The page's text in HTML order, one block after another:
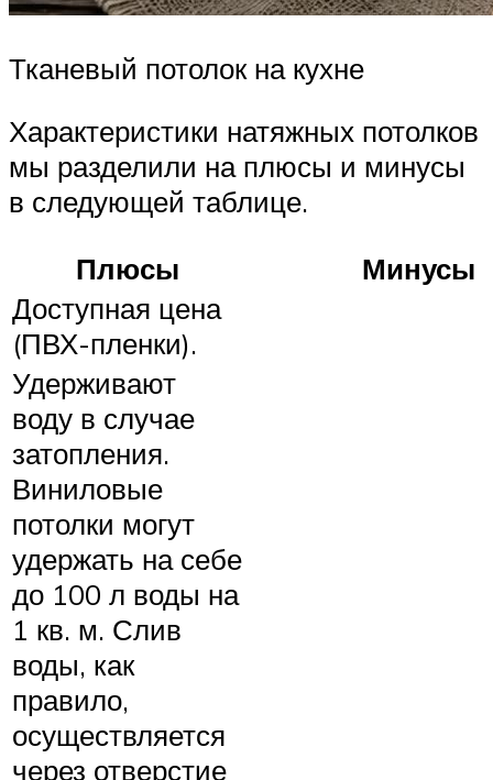
Тканевый потолок на кухне
Характеристики натяжных потолков
мы разделили на плюсы и минусы
в следующей таблице.
Плюсы
Минусы
Доступная цена
(ПВХ-пленки).
Удерживают
воду в случае
затопления.
Виниловые
потолки могут
удержать на себе
до 100 л воды на
1 кв. м. Слив
воды, как
правило,
осуществляется
через отверстие